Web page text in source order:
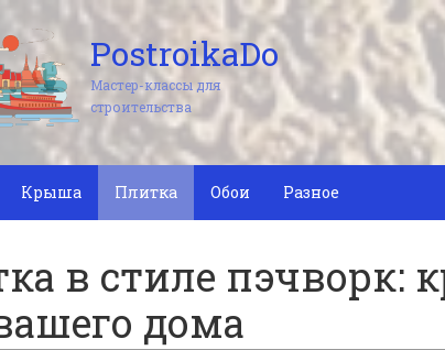
PostroikaDo
Мастер-классы для
строительства
Крыша Плитка Обои Разное
в стиле пэчворк:
дома